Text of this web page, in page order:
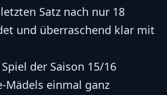
Satz nach nur 18
und überraschend klar mit
der Saison 15/16
Mädels einmal ganz